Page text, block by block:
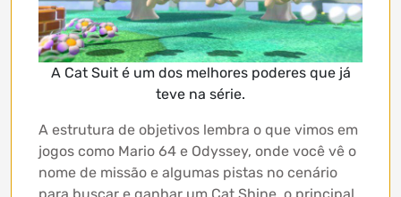
A Cat Suit é um dos melhores poderes que já
teve na série.
A estrutura de objetivos lembra o que vimos em
jogos como Mario 64 e Odyssey, onde você vê o
nome de missão e algumas pistas no cenário